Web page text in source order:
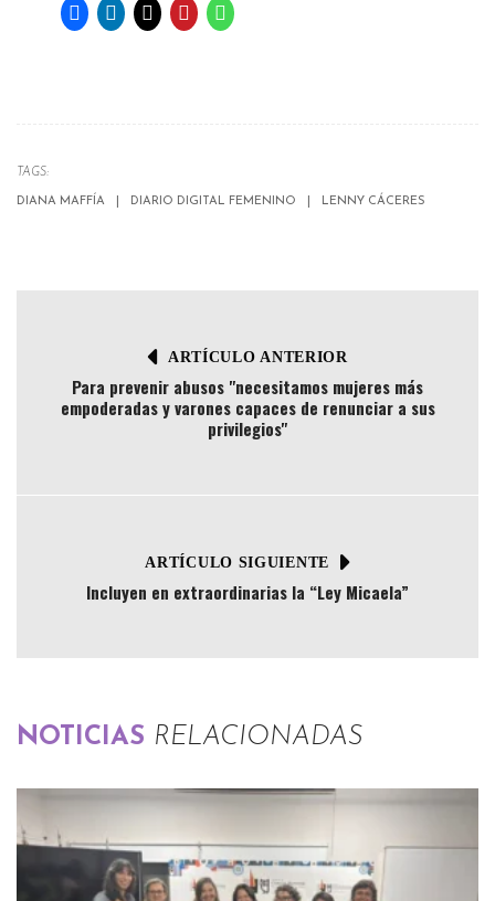
TAGS:
DIANA MAFFÍA DIARIO DIGITAL FEMENINO LENNY CÁCERES
ARTÍCULO ANTERIOR
Para prevenir abusos "necesitamos mujeres más
empoderadas y varones capaces de renunciar a sus
privilegios"
ARTÍCULO SIGUIENTE
Incluyen en extraordinarias la “Ley Micaela”
NOTICIAS RELACIONADAS